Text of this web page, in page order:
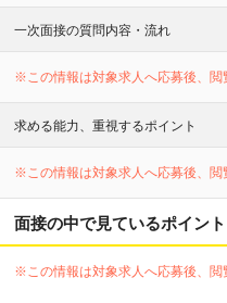
一次面接の質問内容・流れ
※この情報は対象求人へ応募後、閲
求める能力、重視するポイント
※この情報は対象求人へ応募後、閲
面接の中で見ているポイン
※この情報は対象求人へ応募後、閲